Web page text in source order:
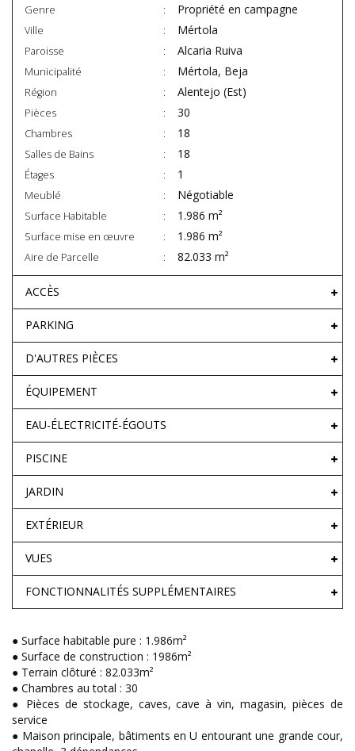
Genre Propriété en campagne
Ville Mértola
Paroisse Alcaria Ruiva
Municipalité Mértola, Beja
Région Alentejo (Est)
Pièces 30
Chambres 18
Salles de Bains 18
Étages 1
Meublé Négotiable
Surface Habitable 1.986 m²
Surface mise en œuvre 1.986 m²
Aire de Parcelle 82.033 m²
ACCÈS
PARKING
D'AUTRES PIÈCES
ÉQUIPEMENT
EAU-ÉLECTRICITÉ-ÉGOUTS
PISCINE
JARDIN
EXTÉRIEUR
VUES
FONCTIONNALITÉS SUPPLÉMENTAIRES
● Surface habitable pure : 1.986m²
● Surface de construction : 1986m²
● Terrain clôturé : 82.033m²
● Chambres au total : 30
● Pièces de stockage, caves, cave à vin, magasin, pièces de
service
● Maison principale, bâtiments en U entourant une grande cour,